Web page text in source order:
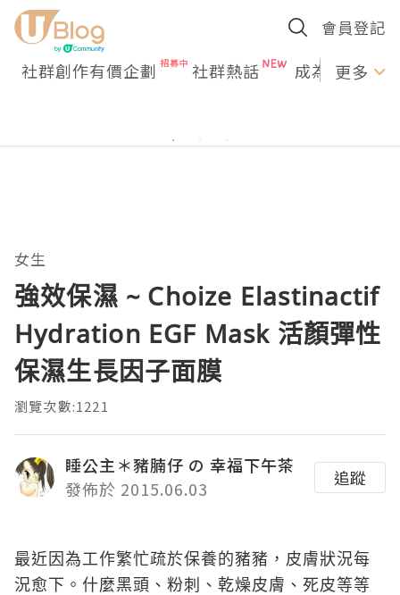
會員登記
社群創作有價企劃 社群熱話 成為U更多
女生
強效保濕 ~ Choize Elastinactif
Hydration EGF Mask 活顏彈性
保濕生長因子面膜
瀏覽次數:1221
睡公主＊豬腩仔 の 幸福下午茶
發佈於 2015.06.03
追蹤
最近因為工作繁忙疏於保養的豬豬，皮膚狀況每
況愈下。什麼黑頭、粉刺、乾燥皮膚、死皮等等